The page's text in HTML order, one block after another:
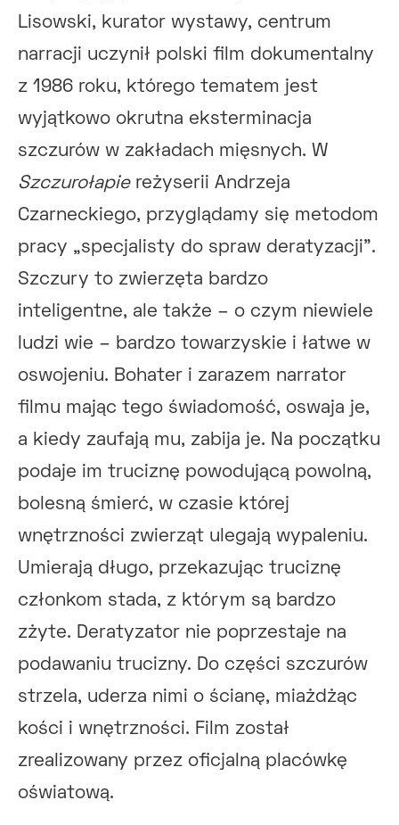
Lisowski, kurator wystawy, centrum
narracji uczynił polski film dokumentalny
z 1986 roku, którego tematem jest
wyjątkowo okrutna eksterminacja
szczurów w zakładach mięsnych. W
Szczurołapiereżyserii Andrzeja
Czarneckiego, przyglądamy się metodom
pracy „specjalisty do spraw deratyzacji”.
Szczury to zwierzęta bardzo
inteligentne, ale także – o czym niewiele
ludzi wie – bardzo towarzyskie i łatwe w
oswojeniu. Bohater i zarazem narrator
filmu mając tego świadomość, oswaja je,
a kiedy zaufają mu, zabija je. Na początku
podaje im truciznę powodującą powolną,
bolesną śmierć, w czasie której
wnętrzności zwierząt ulegają wypaleniu.
Umierają długo, przekazując truciznę
członkom stada, z którym są bardzo
zżyte. Deratyzator nie poprzestaje na
podawaniu trucizny. Do części szczurów
strzela, uderza nimi o ścianę, miażdżąc
kości i wnętrzności. Film został
zrealizowany przez oficjalną placówkę
oświatową.